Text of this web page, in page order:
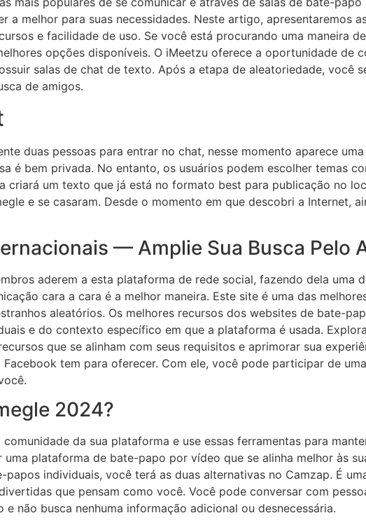
a melhor para suas necessidades. Neste artigo, apresentaremos
e facilidade de uso. Se você está procurando uma maneira
opções disponíveis. O iMeetzu oferece a oportunidade de
salas de chat de texto. Após a etapa de aleatoriedade, você
de amigos.
duas pessoas para entrar no chat, nesse momento aparece
é bem privada. No entanto, os usuários podem escolher temas
criará um texto que já está no formato best para publicação no
e se casaram. Desde o momento em que descobri a Internet,
— Amplie Sua Busca Pelo
aderem a esta plataforma de rede social, fazendo dela uma
cara a cara é a melhor maneira. Este site é uma das
aleatórios. Os melhores recursos dos websites de bate-
e do contexto específico em que a plataforma é usada.
que se alinham com seus requisitos e aprimorar sua
tem para oferecer. Com ele, você pode participar de
2024?
da sua plataforma e use essas ferramentas para
plataforma de bate-papo por vídeo que se alinha melhor às
individuais, você terá as duas alternativas no Camzap. É
que pensam como você. Você pode conversar com
não busca nenhuma informação adicional ou desnecessária.